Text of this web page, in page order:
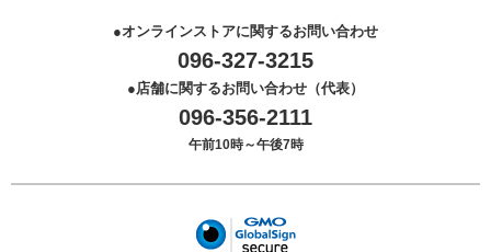
オンラインストアに関するお問い合わせ
096-327-3215
店舗に関するお問い合わせ（代表）
096-356-2111
午前10時～午後7時